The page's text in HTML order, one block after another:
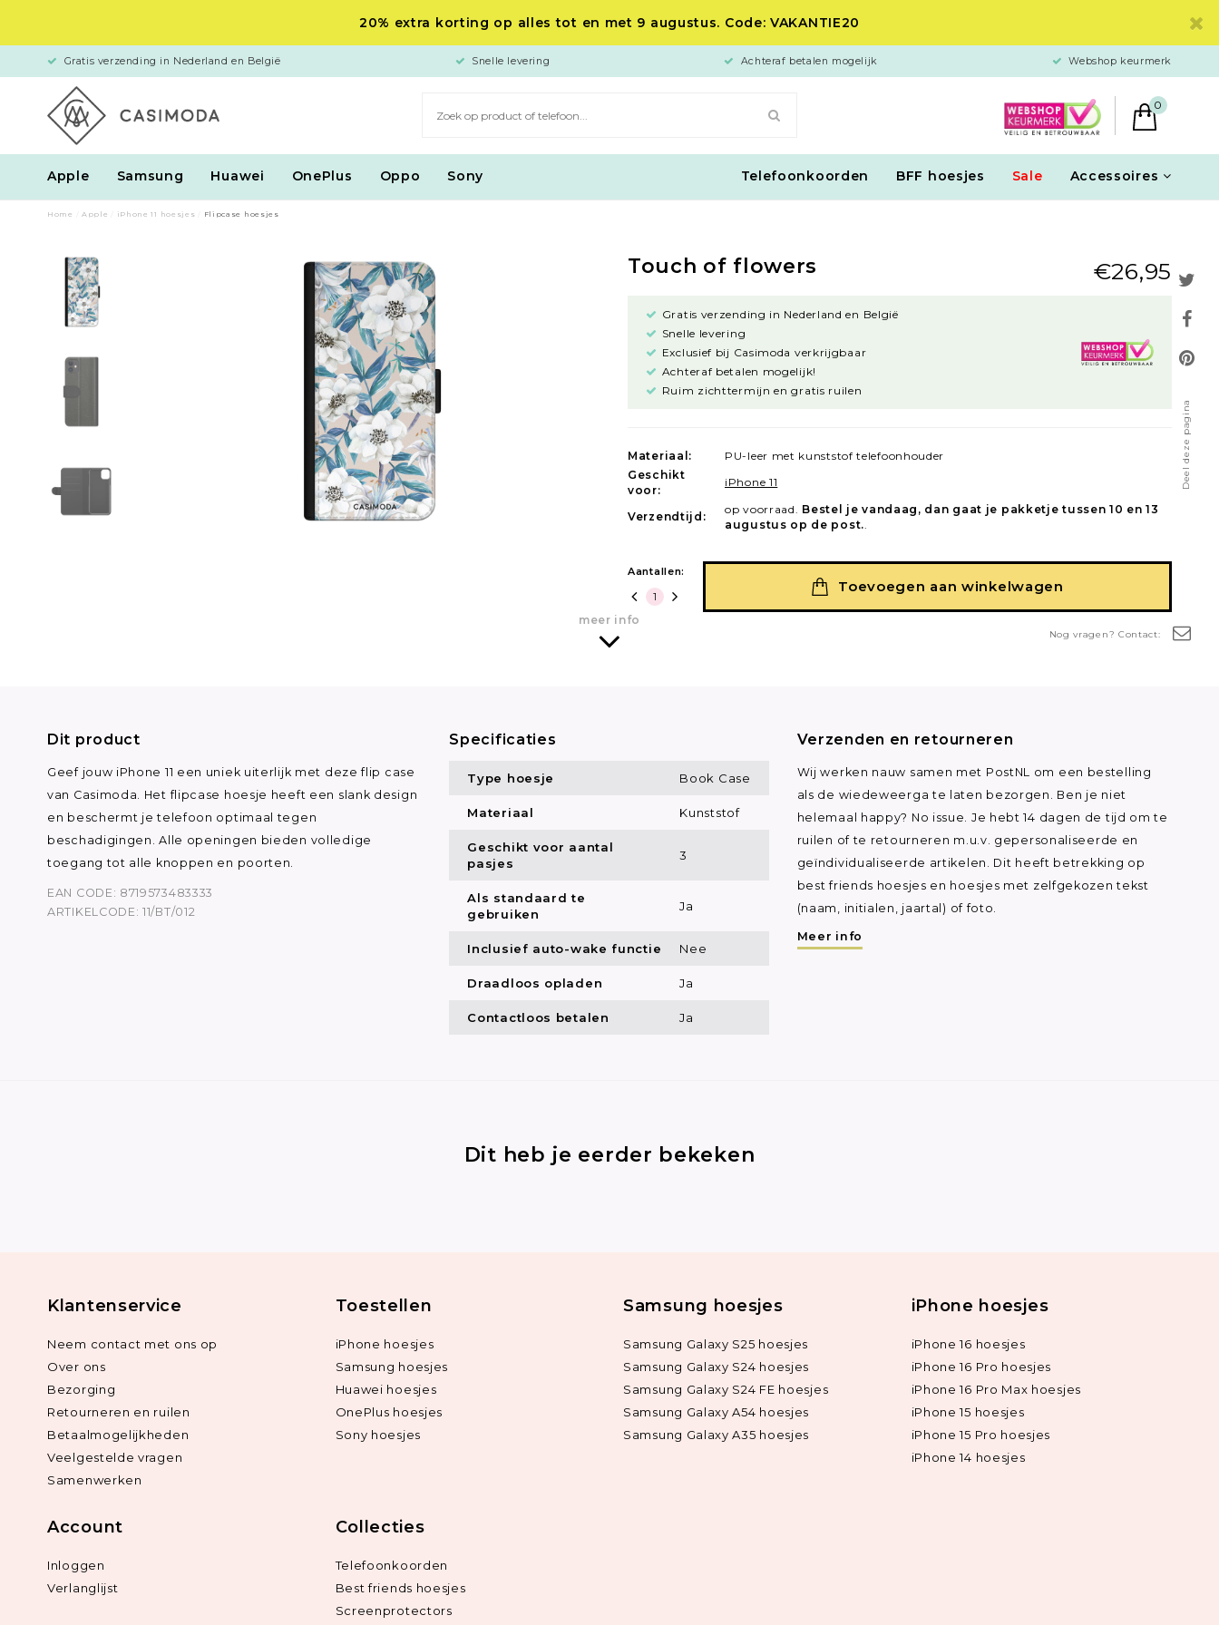
20% extra korting op alles tot en met 9 augustus. Code: VAKANTIE20
Gratis verzending in Nederland en België Snelle levering Achteraf betalen mogelijk Webshop keurmerk
0
Apple Samsung Huawei OnePlus Oppo Sony Telefoonkoorden BFF hoesjes Sale Accessoires
Deel deze pagina
Nog vragen? Contact:
Home Apple iPhone 11 hoesjes Flipcase hoesjes
Touch of flowers €26,95
Gratis verzending in Nederland en België
Snelle levering
Exclusief bij Casimoda verkrijgbaar
Achteraf betalen mogelijk!
Ruim zichttermijn en gratis ruilen
Materiaal:
PU-leer met kunststof telefoonhouder
Geschikt
voor:
iPhone 11
Verzendtijd:
op voorraad. Bestel je vandaag, dan gaat je pakketje tussen 10 en 13
augustus op de post.
Aantallen:
Toevoegen aan winkelwagen
meer info
Dit product
Geef jouw iPhone 11 een uniek uiterlijk met deze flip case
van Casimoda. Het flipcase hoesje heeft een slank design
en beschermt je telefoon optimaal tegen
beschadigingen. Alle openingen bieden volledige
toegang tot alle knoppen en poorten.
EAN CODE: 8719573483333
ARTIKELCODE: 11/BT/012
Specificaties
Type hoesje Book Case
Materiaal Kunststof
Geschikt voor aantal
pasjes
3
Als standaard te
gebruiken
Ja
Inclusief auto-wake functie Nee
Draadloos opladen Ja
Contactloos betalen Ja
Verzenden en retourneren
Wij werken nauw samen met PostNL om een bestelling
als de wiedeweerga te laten bezorgen. Ben je niet
helemaal happy? No issue. Je hebt 14 dagen de tijd om te
ruilen of te retourneren m.u.v. gepersonaliseerde en
geïndividualiseerde artikelen. Dit heeft betrekking op
best friends hoesjes en hoesjes met zelfgekozen tekst
(naam, initialen, jaartal) of foto.
Meer info
Dit heb je eerder bekeken
Klantenservice
Neem contact met ons op
Over ons
Bezorging
Retourneren en ruilen
Betaalmogelijkheden
Veelgestelde vragen
Samenwerken
Toestellen
iPhone hoesjes
Samsung hoesjes
Huawei hoesjes
OnePlus hoesjes
Sony hoesjes
Samsung hoesjes
Samsung Galaxy S25 hoesjes
Samsung Galaxy S24 hoesjes
Samsung Galaxy S24 FE hoesjes
Samsung Galaxy A54 hoesjes
Samsung Galaxy A35 hoesjes
iPhone hoesjes
iPhone 16 hoesjes
iPhone 16 Pro hoesjes
iPhone 16 Pro Max hoesjes
iPhone 15 hoesjes
iPhone 15 Pro hoesjes
iPhone 14 hoesjes
Account
Inloggen
Verlanglijst
Collecties
Telefoonkoorden
Best friends hoesjes
Screenprotectors